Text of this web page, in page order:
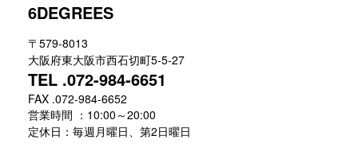
6DEGREES
〒579-8013
大阪府東大阪市西石切町5-5-27
TEL .072-984-6651
FAX .072-984-6652
営業時間 ：10:00～20:00
定休日：毎週月曜日、第2日曜日